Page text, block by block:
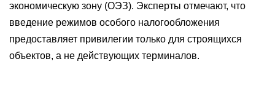
экономическую зону (ОЭЗ). Эксперты отмечают, что
введение режимов особого налогообложения
предоставляет привилегии только для строящихся
объектов, а не действующих терминалов.